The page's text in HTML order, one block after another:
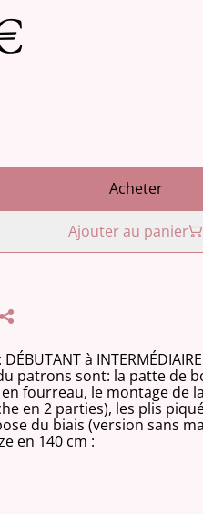
Acheter
Ajouter au panier
à
patrons sont: la patte de
fourreau, le montage de
en 2 parties), les plis
du biais (version sans
en 140 cm :